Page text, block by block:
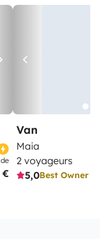
€
Van
Maia
2 voyageurs
5,0Best Owner